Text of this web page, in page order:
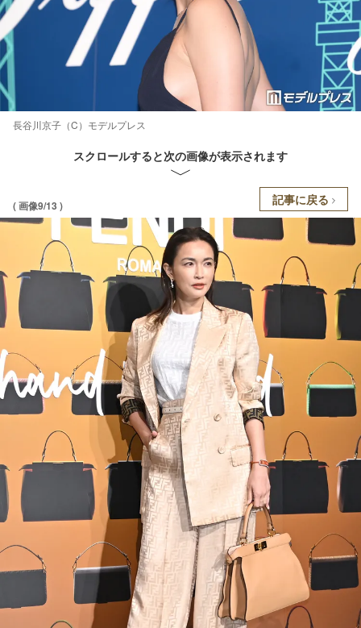
長谷川京子（C）モデルプレス
スクロールすると次の画像が表示されます
( 画像9/13 ) 記事に戻る